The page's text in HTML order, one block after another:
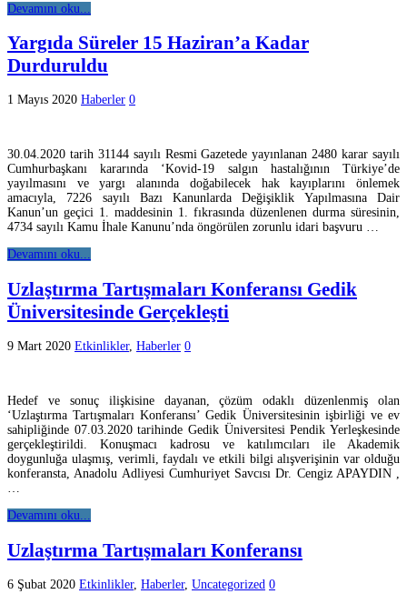
Devamını oku...
Yargıda Süreler 15 Haziran’a Kadar
Durduruldu
1 Mayıs 2020 Haberler 0
30.04.2020 tarih 31144 sayılı Resmi Gazetede yayınlanan 2480 karar sayılı
Cumhurbaşkanı kararında ‘Kovid-19 salgın hastalığının Türkiye’de
yayılmasını ve yargı alanında doğabilecek hak kayıplarını önlemek
amacıyla, 7226 sayılı Bazı Kanunlarda Değişiklik Yapılmasına Dair
Kanun’un geçici 1. maddesinin 1. fıkrasında düzenlenen durma süresinin,
4734 sayılı Kamu İhale Kanunu’nda öngörülen zorunlu idari başvuru …
Devamını oku...
Uzlaştırma Tartışmaları Konferansı Gedik
Üniversitesinde Gerçekleşti
9 Mart 2020 Etkinlikler, Haberler 0
Hedef ve sonuç ilişkisine dayanan, çözüm odaklı düzenlenmiş olan
‘Uzlaştırma Tartışmaları Konferansı’ Gedik Üniversitesinin işbirliği ve ev
sahipliğinde 07.03.2020 tarihinde Gedik Üniversitesi Pendik Yerleşkesinde
gerçekleştirildi. Konuşmacı kadrosu ve katılımcıları ile Akademik
doygunluğa ulaşmış, verimli, faydalı ve etkili bilgi alışverişinin var olduğu
konferansta, Anadolu Adliyesi Cumhuriyet Savcısı Dr. Cengiz APAYDIN ,
…
Devamını oku...
Uzlaştırma Tartışmaları Konferansı
6 Şubat 2020 Etkinlikler, Haberler, Uncategorized 0